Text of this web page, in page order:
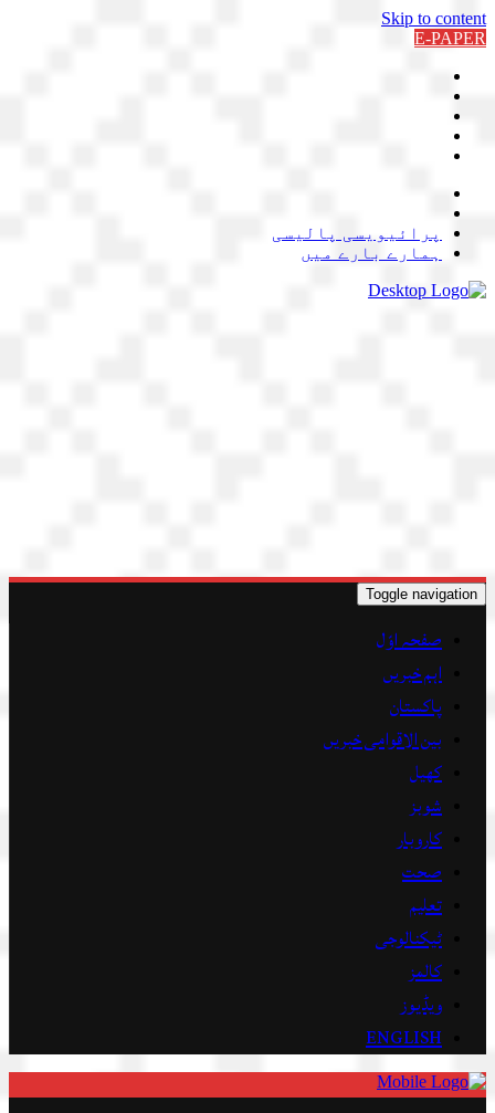
Skip to content
E-PAPER
پرائیویسی پالیسی
ہمارے بارے میں
Toggle navigation
صفحہ اوّل
اہم خبریں
پاکستان
بین الاقوامی خبریں
کھیل
شوبز
کاروبار
صحت
تعلیم
ٹیکنالوجی
کالمز
ویڈیوز
ENGLISH